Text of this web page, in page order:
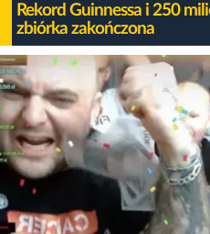
Rekord Guinnessa i 250
zbiórka zakończona